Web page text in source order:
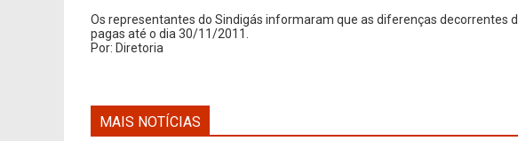
Os representantes do Sindigás informaram que as diferenças decorrentes
pagas até o dia 30/11/2011.
Por: Diretoria
MAIS NOTÍCIAS